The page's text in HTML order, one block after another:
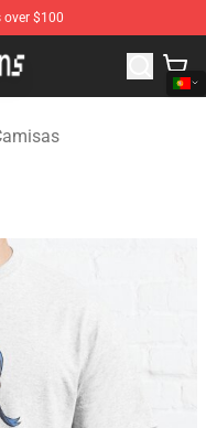
$100
Merchandise Shop